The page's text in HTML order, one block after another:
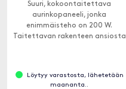
Suuri, kokoontaitettava
aurinkopaneeli, jonka
enimmäisteho on 200 W.
Taitettavan rakenteen ansiosta
Löytyy varastosta, lähetetään
maananta..